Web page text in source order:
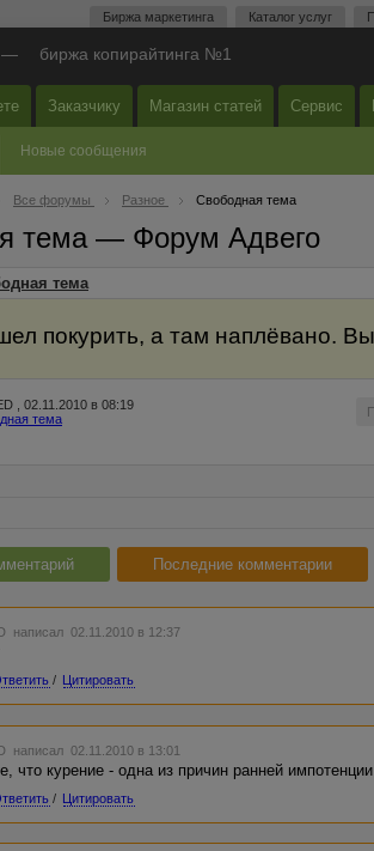
Биржа маркетинга Каталог услуг
— биржа копирайтинга №1
Заказчику Магазин статей Сервис
Новые сообщения
Все форумы Разное Свободная тема
тема — Форум Адвего
тема
покурить, а там наплёвано.
, 02.11.2010 в 08:19
тема
Последние комментарии
написал 02.11.2010 в 12:37
/ Цитировать
написал 02.11.2010 в 13:01
что курение - одна из причин ранней
/ Цитировать